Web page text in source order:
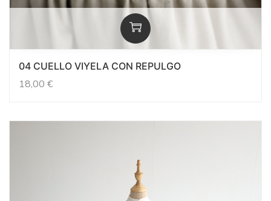
04 CUELLO VIYELA CON REPULGO
18,00 €